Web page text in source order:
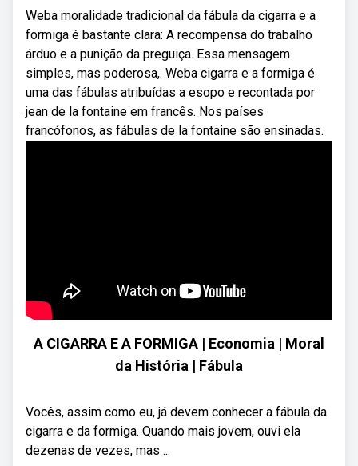
Weba moralidade tradicional da fábula da cigarra e a
formiga é bastante clara: A recompensa do trabalho
árduo e a punição da preguiça. Essa mensagem
simples, mas poderosa,. Weba cigarra e a formiga é
uma das fábulas atribuídas a esopo e recontada por
jean de la fontaine em francês. Nos países
francófonos, as fábulas de la fontaine são ensinadas.
A CIGARRA E A FORMIGA | Economia | Moral
da História | Fábula
Vocês, assim como eu, já devem conhecer a fábula da
cigarra e da formiga. Quando mais jovem, ouvi ela
dezenas de vezes, mas ...